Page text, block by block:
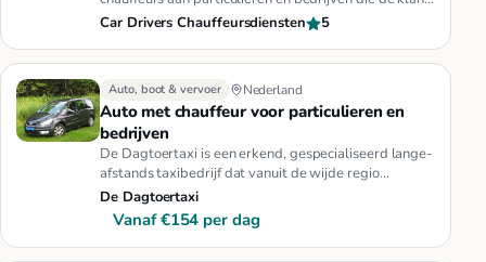
in hun eigen auto naa…
Car Drivers Chauffeursdiensten 5
Auto, boot & vervoer Nederland
Auto met chauffeur voor particulieren en
bedrijven
De Dagtoertaxi is een erkend, gespecialiseerd lange-
afstands taxibedrijf dat vanuit de wijde regio
Amsterdam autoverhuur…
De Dagtoertaxi
Vanaf €154 per dag